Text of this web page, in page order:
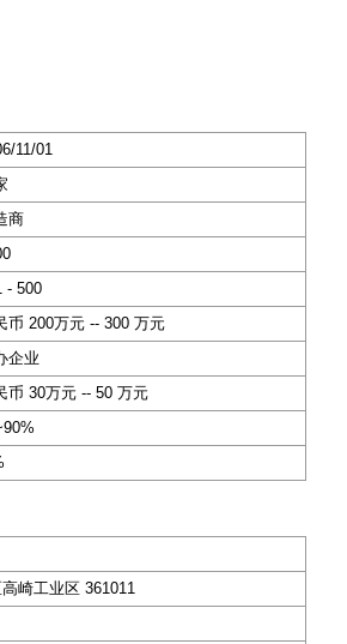
11/01
商
- 500
币 200万元 -- 300 万元
企业
币 30万元 -- 50 万元
崎工业区 361011